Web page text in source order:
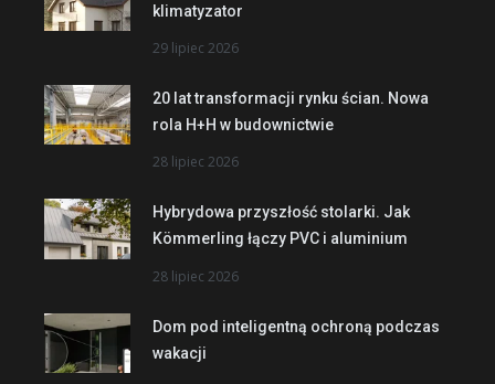
klimatyzator
29 lipiec 2026
20 lat transformacji rynku ścian. Nowa
rola H+H w budownictwie
28 lipiec 2026
Hybrydowa przyszłość stolarki. Jak
Kömmerling łączy PVC i aluminium
28 lipiec 2026
Dom pod inteligentną ochroną podczas
wakacji